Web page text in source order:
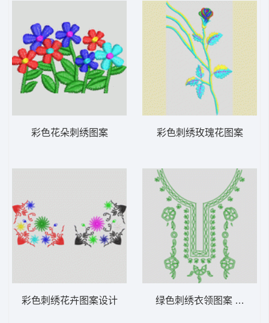
彩色花朵刺绣图案
彩色刺绣花卉图案设计
彩色刺绣玫瑰花图案
绿色刺绣衣领图案 衣领VIP